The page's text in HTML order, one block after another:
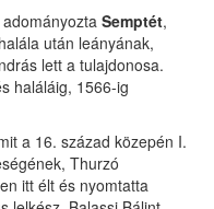
Semptét,
után leányának,
lett a tulajdonosa.
haláláig, 1566-ig
a 16. század közepén I.
Thurzó
itt élt és nyomtatta